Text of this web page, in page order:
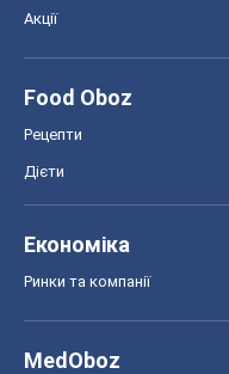
Акції
Food Oboz
Рецепти
Дієти
Економіка
Ринки та компанії
MedOboz